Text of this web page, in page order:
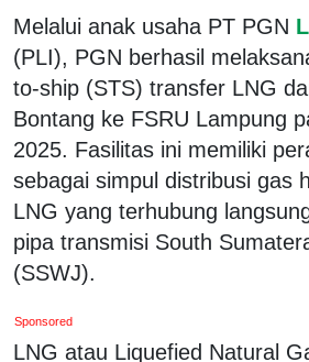
Melalui anak usaha PT PGN
(PLI), PGN berhasil
to-ship (STS) transfer LNG
Bontang ke FSRU Lampung
2025. Fasilitas ini memiliki
sebagai simpul distribusi gas
LNG yang terhubung
pipa transmisi South
(SSWJ).
Sponsored
LNG atau Liquefied Natural